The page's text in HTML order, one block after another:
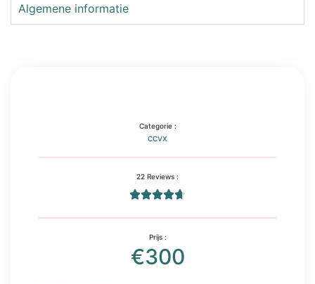
Categorie :
CCVX
22 Reviews :

Prijs :
€300
Algemene informatie